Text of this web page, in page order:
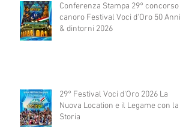
Conferenza Stampa 29° concorso
canoro Festival Voci d'Oro 50 Anni
& dintorni 2026
29° Festival Voci d'Oro 2026 La
Nuova Location e il Legame con la
Storia